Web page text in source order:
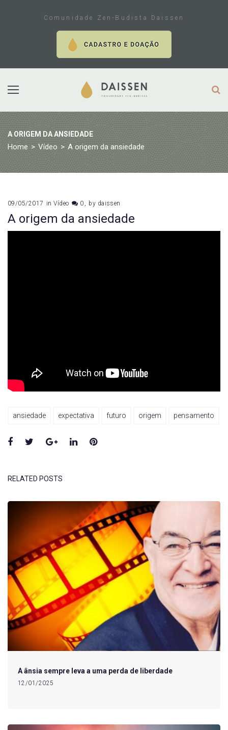
Comunidade Zen-Budista Daissen
A ORIGEM DA ANSIEDADE
Home > Vídeo > A origem da ansiedade
09/05/2017 inVídeo 0 by daissen
A origem da ansiedade
ansiedade expectativa futuro origem pensamento
Facebook
TwitterGoogle+LinkedInPinterest
RELATED POSTS
A ânsia sempre leva a uma perda de liberdade
12/01/2025